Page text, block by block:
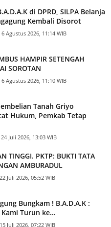
di DPRD, SILPA Belanja
Kembali Disorot
6 Agustus 2026, 11:14 WIB
HAMPIR SETENGAH
SOROTAN
6 Agustus 2026, 11:10 WIB
Tanah Griyo
Hukum, Pemkab Tetap
Juli 2026, 13:03 WIB
TINGGI. PKTP: BUKTI TATA
AMBURADUL
Juli 2026, 05:52 WIB
Bungkam ! B.A.D.A.K :
Kami Turun ke...
Juli 2026, 07:22 WIB